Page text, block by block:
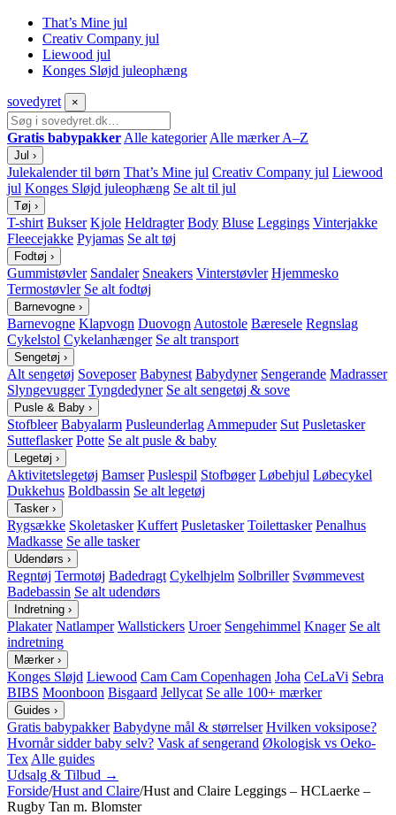
That’s Mine jul
Creativ Company jul
Liewood jul
Konges Sløjd juleophæng
sovedyret ×
Gratis babypakker Alle kategorier Alle mærker A–Z
Jul ›
Julekalender til børn That’s Mine jul Creativ Company jul Liewood
jul Konges Sløjd juleophæng Se alt til jul
Tøj ›
T-shirt Bukser Kjole Heldragter Body Bluse Leggings Vinterjakke
Fleecejakke Pyjamas Se alt tøj
Fodtøj ›
Gummistøvler Sandaler Sneakers Vinterstøvler Hjemmesko
Termostøvler Se alt fodtøj
Barnevogne ›
Barnevogne Klapvogn Duovogn Autostole Bæresele Regnslag
Cykelstol Cykelanhænger Se alt transport
Sengetøj ›
Alt sengetøj Soveposer Babynest Babydyner Sengerande Madrasser
Slyngevugger Tyngdedyner Se alt sengetøj & sove
Pusle & Baby ›
Stofbleer Babyalarm Pusleunderlag Ammepuder Sut Pusletasker
Sutteflasker Potte Se alt pusle & baby
Legetøj ›
Aktivitetslegetøj Bamser Puslespil Stofbøger Løbehjul Løbecykel
Dukkehus Boldbassin Se alt legetøj
Tasker ›
Rygsække Skoletasker Kuffert Pusletasker Toilettasker Penalhus
Madkasse Se alle tasker
Udendørs ›
Regntøj Termotøj Badedragt Cykelhjelm Solbriller Svømmevest
Badebassin Se alt udendørs
Indretning ›
Plakater Natlamper Wallstickers Uroer Sengehimmel Knager Se alt
indretning
Mærker ›
Konges Sløjd Liewood Cam Cam Copenhagen Joha CeLaVi Sebra
BIBS Moonboon Bisgaard Jellycat Se alle 100+ mærker
Guides ›
Gratis babypakker Babydyne mål & størrelser Hvilken voksipose?
Hvornår sidder baby selv? Vask af sengerand Økologisk vs Oeko-
Tex Alle guides
Udsalg & Tilbud →
Forside/Hust and Claire/Hust and Claire Leggings – HCLaerke –
Rugby Tan m. Blomster